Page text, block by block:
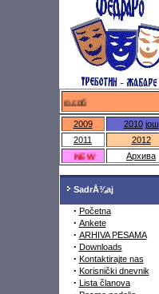
2009 2010 још
2011
2012
NEW
Архива
SadrÅ¾aj
· Početna
· Ankete
· ARHIVA PESAMA
· Downloads
· Kontaktirajte nas
· Korisnički dnevnik
· Lista članova